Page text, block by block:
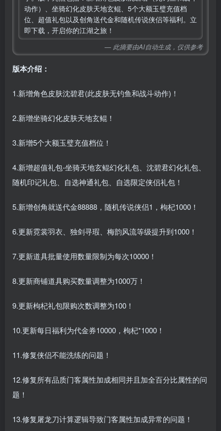
动作）、坐骑幻化皮肤天地玄鲲、5个大额玉璧充值档
位、超值礼包以及创角送代金和随机传说侠侣等福利。立
即下载，开启你的江湖之旅！
— 此摘要由AI自动生成，仅供参考
版本介绍：
1.新增角色皮肤沈碧君(此皮肤无钓鱼和战斗动作)！
2.新增坐骑幻化皮肤天地玄鲲！
3.新增5个大额玉璧充值档位！
4.新增超值礼包-坐骑天地玄鲲幻化礼包、沈碧君幻化礼包、
随机印记礼包、自选神通礼包、自选限定侠侣礼包！
5.新增创角就送代金88888，随机传说侠侣1，枸杞1000！
6.更新霓裳羽衣、独剑寻瑕、梅韵风流等级提升到1000！
7.更新道具批量使用数量限制为每次10000！
8.更新商铺道具购买数量调整为1000万！
9.更新枸杞礼包限购次数调整为100！
10.更新每日福利为代金券10000，枸杞*1000！
11.修复侠侣不能洗练的问题！
12.修复所有品质门客属性加成相同并且加全百分比属性的问
题！
13.修复屠龙刀计算逻辑导致门客属性加成异常的问题！